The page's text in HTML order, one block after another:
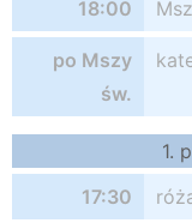
18:00
po Mszy
św.
1.
17:30